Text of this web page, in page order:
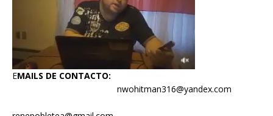
EMAILS DE CONTACTO:
nwohitman316@yandex.com